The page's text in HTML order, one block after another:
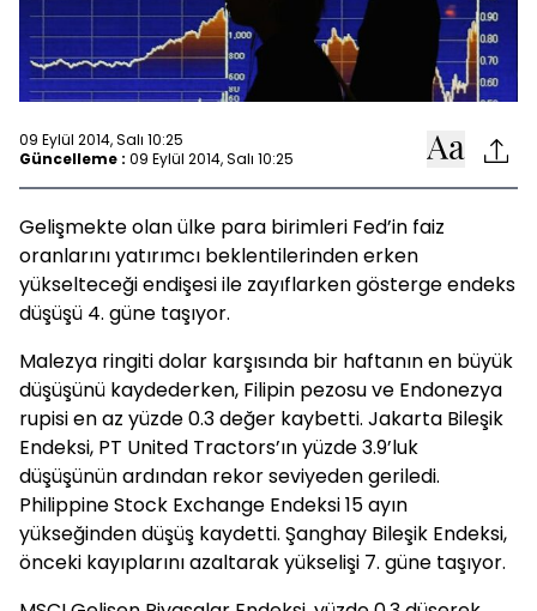
09 Eylül 2014, Salı 10:25
Güncelleme : 09 Eylül 2014, Salı 10:25
Gelişmekte olan ülke para birimleri Fed’in faiz
oranlarını yatırımcı beklentilerinden erken
yükselteceği endişesi ile zayıflarken gösterge endeks
düşüşü 4. güne taşıyor.
Malezya ringiti dolar karşısında bir haftanın en büyük
düşüşünü kaydederken, Filipin pezosu ve Endonezya
rupisi en az yüzde 0.3 değer kaybetti. Jakarta Bileşik
Endeksi, PT United Tractors’ın yüzde 3.9’luk
düşüşünün ardından rekor seviyeden geriledi.
Philippine Stock Exchange Endeksi 15 ayın
yükseğinden düşüş kaydetti. Şanghay Bileşik Endeksi,
önceki kayıplarını azaltarak yükselişi 7. güne taşıyor.